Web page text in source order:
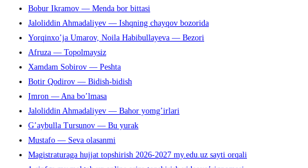
Bobur Ikramov — Menda bor bittasi
Jaloliddin Ahmadaliyev — Ishqning chayqov bozorida
Yorqinxo’ja Umarov, Noila Habibullayeva — Bezori
Afruza — Topolmaysiz
Xamdam Sobirov — Peshta
Botir Qodirov — Bidish-bidish
Imron — Ana bo’lmasa
Jaloliddin Ahmadaliyev — Bahor yomg’irlari
G’aybulla Tursunov — Bu yurak
Mustafo — Seva olasanmi
Magistraturaga hujjat topshirish 2026-2027 my.edu.uz sayti orqali